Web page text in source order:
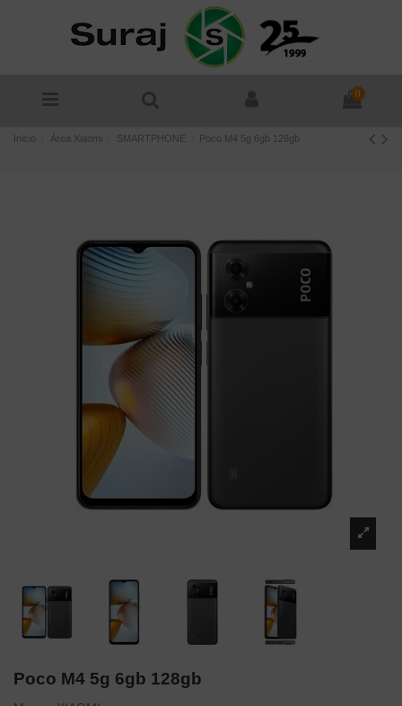
0
Inicio Área Xiaomi SMARTPHONE Poco M4 5g 6gb 128gb
Poco M4 5g 6gb 128gb